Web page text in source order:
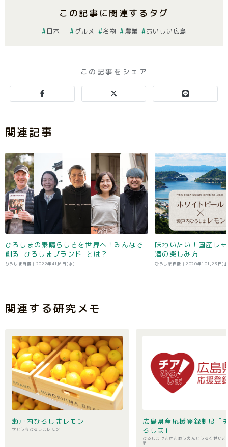
この記事に関連するタグ
日本一 グルメ 名物 農業 おいしい広島
この記事をシェア
関連記事
ひろしまの素晴らしさを世界へ！みんなで
創る｢ひろしまブランド｣とは？
ひろしま自慢 | 2022年4月6日(水)
味わいたい！国産レ
酒の楽しみ方
ひろしま自慢 |2020年10月23日(
関連する研究メモ
瀬戸内ひろしまレモン
せとうちひろしまレモン
広島県産応援登録制度 ｢
ろしま｣
ひろしまけんさんおうえんとうろくせいど
ま